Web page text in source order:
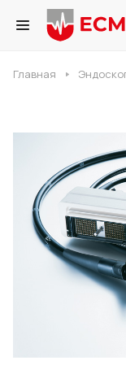
Главная